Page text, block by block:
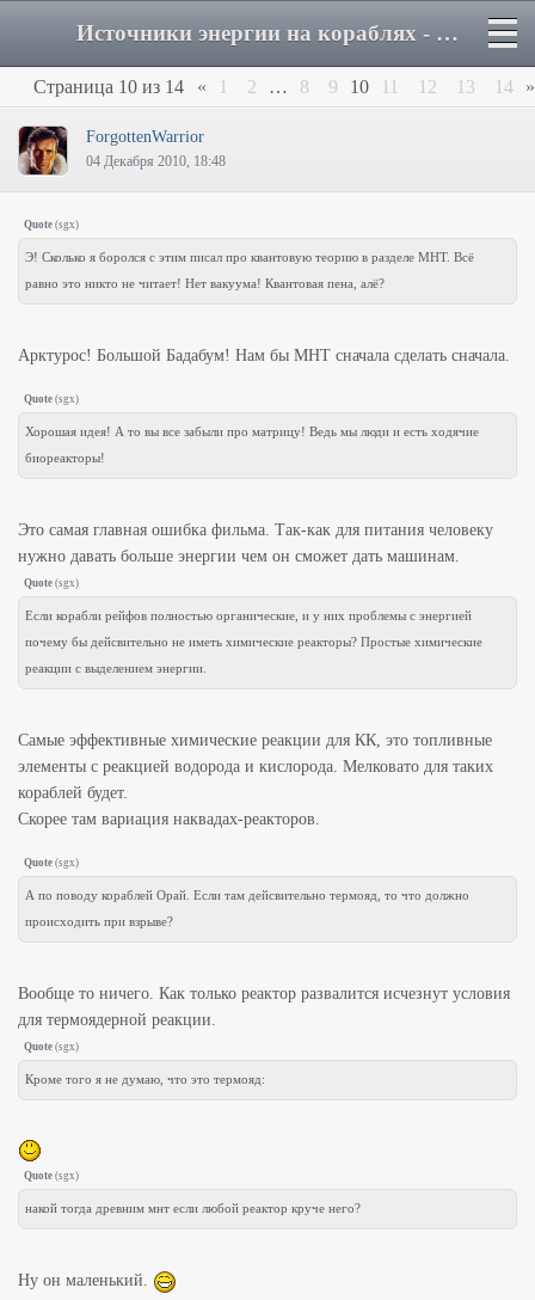
Источники энергии на кораблях - Страница 10 - Форум
Страница 10 из 14 « 1 2 … 8 9 10 11 12 13 14 »
ForgottenWarrior
04 Декабря 2010, 18:48
Quote (sgx)
Э! Сколько я боролся с этим писал про квантовую теорию в разделе МНТ. Всё
равно это никто не читает! Нет вакуума! Квантовая пена, алё?
Арктурос! Большой Бадабум! Нам бы МНТ сначала сделать сначала.
Quote (sgx)
Хорошая идея! А то вы все забыли про матрицу! Ведь мы люди и есть ходячие
биореакторы!
Это самая главная ошибка фильма. Так-как для питания человеку
нужно давать больше энергии чем он сможет дать машинам.
Quote (sgx)
Если корабли рейфов полностью органические, и у них проблемы с энергией
почему бы дейсвительно не иметь химические реакторы? Простые химические
реакции с выделением энергии.
Самые эффективные химические реакции для КК, это топливные
элементы с реакцией водорода и кислорода. Мелковато для таких
кораблей будет.
Скорее там вариация наквадах-реакторов.
Quote (sgx)
А по поводу кораблей Орай. Если там дейсвительно термояд, то что должно
происходить при взрыве?
Вообще то ничего. Как только реактор развалится исчезнут условия
для термоядерной реакции.
Quote (sgx)
Кроме того я не думаю, что это термояд:
Quote (sgx)
накой тогда древним мнт если любой реактор круче него?
Ну он маленький.